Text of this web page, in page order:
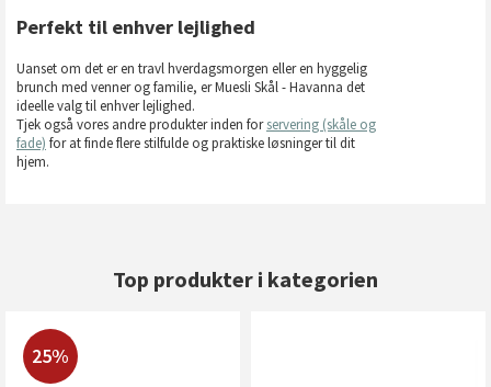
Perfekt til enhver lejlighed
Uanset om det er en travl hverdagsmorgen eller en hyggelig
brunch med venner og familie, er Muesli Skål - Havanna det
ideelle valg til enhver lejlighed.
Tjek også vores andre produkter inden forservering (skåle og
fade) for at finde flere stilfulde og praktiske løsninger til dit
hjem.
Top produkter i kategorien
25%